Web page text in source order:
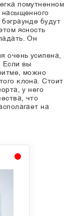
помутненном
будут
ясность
Он
очень усилена,
Если вы
можно
клона. Стоит
у него
что
на